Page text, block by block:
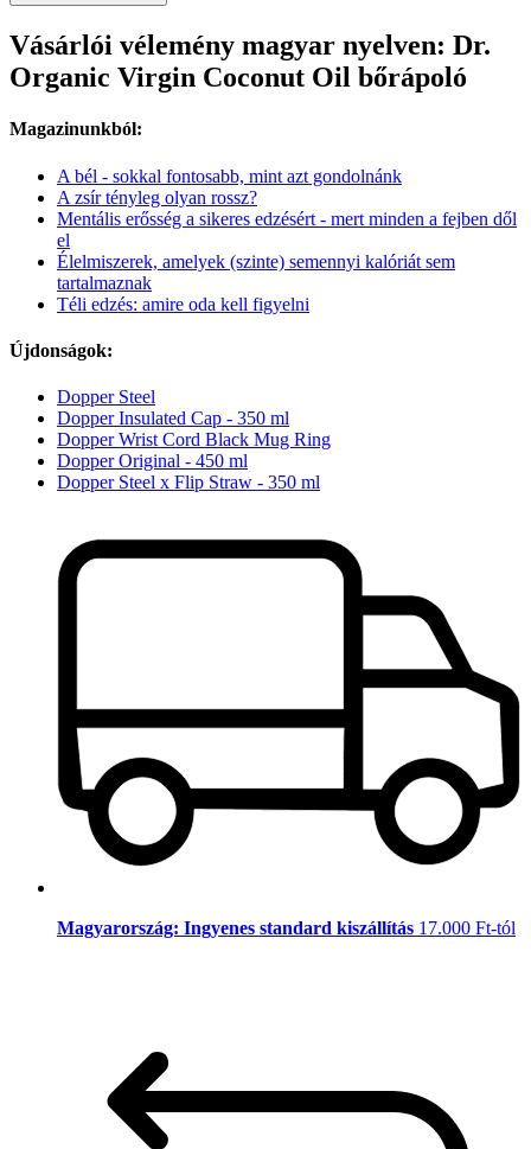
Vásárlói vélemény magyar nyelven: Dr.
Organic Virgin Coconut Oil bőrápoló
Magazinunkból:
A bél - sokkal fontosabb, mint azt gondolnánk
A zsír tényleg olyan rossz?
Mentális erősség a sikeres edzésért - mert minden a fejben dől
el
Élelmiszerek, amelyek (szinte) semennyi kalóriát sem
tartalmaznak
Téli edzés: amire oda kell figyelni
Újdonságok:
Dopper Steel
Dopper Insulated Cap - 350 ml
Dopper Wrist Cord Black Mug Ring
Dopper Original - 450 ml
Dopper Steel x Flip Straw - 350 ml
Magyarország: Ingyenes standard kiszállítás 17.000 Ft-tól